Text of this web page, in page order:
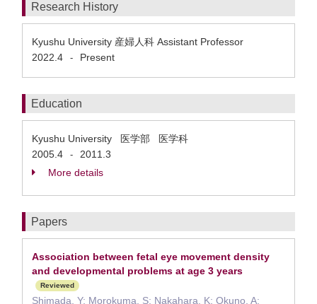
Research History
Kyushu University 産婦人科 Assistant Professor
2022.4
- Present
Education
Kyushu University 医学部 医学科
2005.4
-
2011.3
More details
Papers
Association between fetal eye movement density
and developmental problems at age 3 years
Reviewed
Shimada, Y; Morokuma, S; Nakahara, K; Okuno, A;